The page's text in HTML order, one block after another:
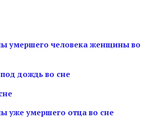
умершего человека женщины во
дождь во сне
уже умершего отца во сне